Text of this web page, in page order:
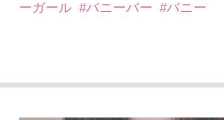
ーガール #バニーバー #バニー